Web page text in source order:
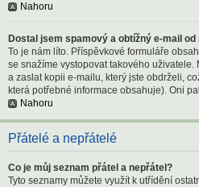
Nahoru
Dostal jsem spamový a obtížný e-mail od
To je nám líto. Příspěvkové formuláře
se snažíme vystopovat takového
a zaslat kopii e-mailu, který jste obdrželi,
která potřebné informace obsahuje). Oni
Nahoru
Přátelé a nepřátelé
Co je můj seznam přátel a nepřátel?
Tyto seznamy můžete využít k utřídění